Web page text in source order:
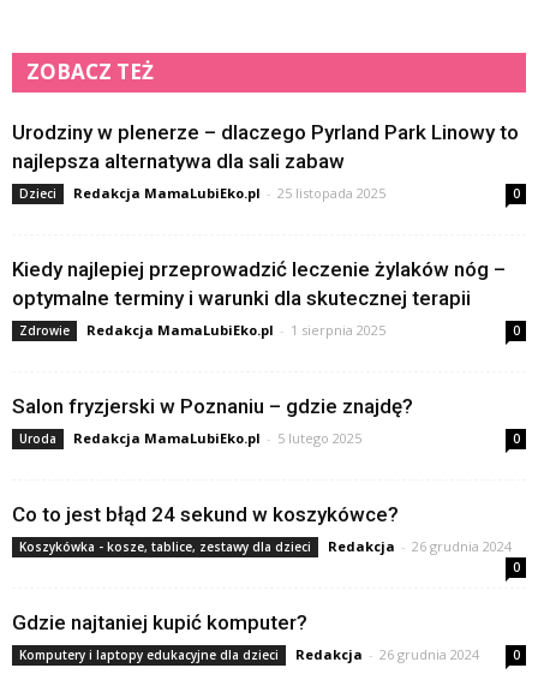
ZOBACZ TEŻ
Urodziny w plenerze – dlaczego Pyrland Park Linowy to
najlepsza alternatywa dla sali zabaw
Dzieci Redakcja MamaLubiEko.pl - 25 listopada 2025 0
Kiedy najlepiej przeprowadzić leczenie żylaków nóg –
optymalne terminy i warunki dla skutecznej terapii
Zdrowie Redakcja MamaLubiEko.pl - 1 sierpnia 2025 0
Salon fryzjerski w Poznaniu – gdzie znajdę?
Uroda Redakcja MamaLubiEko.pl - 5 lutego 2025 0
Co to jest błąd 24 sekund w koszykówce?
Koszykówka - kosze, tablice, zestawy dla dzieci Redakcja - 26 grudnia 2024
0
Gdzie najtaniej kupić komputer?
Komputery i laptopy edukacyjne dla dzieci Redakcja - 26 grudnia 2024 0